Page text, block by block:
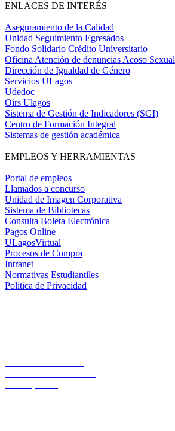
ENLACES DE INTERÉS
Aseguramiento de la Calidad
Unidad Seguimiento Egresados
Fondo Solidario Crédito Universitario
Oficina Atención de denuncias Acoso Sexual
Dirección de Igualdad de Género
Servicios ULagos
Udedoc
Oirs Ulagos
Sistema de Gestión de Indicadores (SGI)
Centro de Formación Integral
Sistemas de gestión académica
EMPLEOS Y HERRAMIENTAS
Portal de empleos
Llamados a concurso
Unidad de Imagen Corporativa
Sistema de Bibliotecas
Consulta Boleta Electrónica
Pagos Online
ULagosVirtual
Procesos de Compra
Intranet
Normativas Estudiantiles
Política de Privacidad